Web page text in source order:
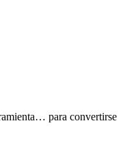
para convertirse